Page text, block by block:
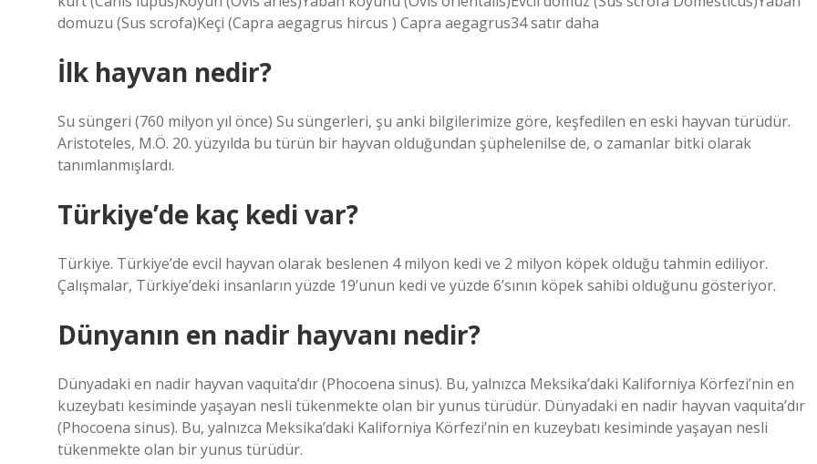
domuzu (Sus scrofa)Keçi (Capra aegagrus hircus ) Capra aegagrus34 satır daha
İlk hayvan nedir?
Su süngeri (760 milyon yıl önce) Su süngerleri, şu anki bilgilerimize göre, keşfedilen en eski hayvan türüdür.
Aristoteles, M.Ö. 20. yüzyılda bu türün bir hayvan olduğundan şüphelenilse de, o zamanlar bitki olarak
tanımlanmışlardı.
Türkiye’de kaç kedi var?
Türkiye. Türkiye’de evcil hayvan olarak beslenen 4 milyon kedi ve 2 milyon köpek olduğu tahmin ediliyor.
Çalışmalar, Türkiye’deki insanların yüzde 19’unun kedi ve yüzde 6’sının köpek sahibi olduğunu gösteriyor.
Dünyanın en nadir hayvanı nedir?
Dünyadaki en nadir hayvan vaquita’dır (Phocoena sinus). Bu, yalnızca Meksika’daki Kaliforniya Körfezi’nin en
kuzeybatı kesiminde yaşayan nesli tükenmekte olan bir yunus türüdür. Dünyadaki en nadir hayvan vaquita’dır
(Phocoena sinus). Bu, yalnızca Meksika’daki Kaliforniya Körfezi’nin en kuzeybatı kesiminde yaşayan nesli
tükenmekte olan bir yunus türüdür.